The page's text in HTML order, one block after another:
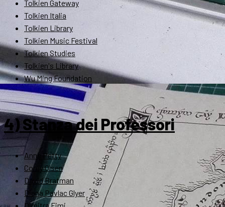
Tolkien Gateway
Tolkien Italia
Tolkien Library
Tolkien Music Festival
Tolkien Studies
Tolkien's Library
Wu Ming Foundation
4) Stanza dei Professori
Anne Petty
Corey Olsen
David Bratman
Diana Pavlac Glyer